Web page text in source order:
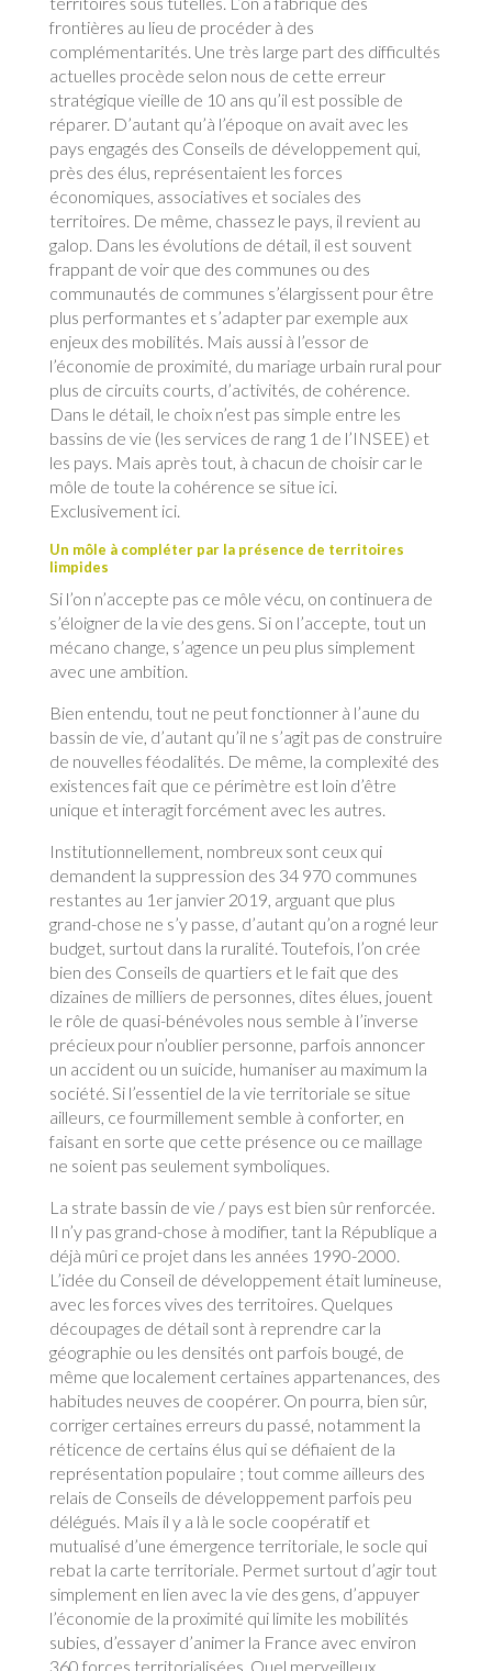
frontières au lieu de procéder à des
complémentarités. Une très large part des difficultés
actuelles procède selon nous de cette erreur
stratégique vieille de 10 ans qu’il est possible de
réparer. D’autant qu’à l’époque on avait avec les
pays engagés des Conseils de développement qui,
près des élus, représentaient les forces
économiques, associatives et sociales des
territoires. De même, chassez le pays, il revient au
galop. Dans les évolutions de détail, il est souvent
frappant de voir que des communes ou des
communautés de communes s’élargissent pour être
plus performantes et s’adapter par exemple aux
enjeux des mobilités. Mais aussi à l’essor de
l’économie de proximité, du mariage urbain rural pour
plus de circuits courts, d’activités, de cohérence.
Dans le détail, le choix n’est pas simple entre les
bassins de vie (les services de rang 1 de l’INSEE) et
les pays. Mais après tout, à chacun de choisir car le
môle de toute la cohérence se situe ici.
Exclusivement ici.
Un môle à compléter par la présence de territoires
limpides
Si l’on n’accepte pas ce môle vécu, on continuera de
s’éloigner de la vie des gens. Si on l’accepte, tout un
mécano change, s’agence un peu plus simplement
avec une ambition.
Bien entendu, tout ne peut fonctionner à l’aune du
bassin de vie, d’autant qu’il ne s’agit pas de construire
de nouvelles féodalités. De même, la complexité des
existences fait que ce périmètre est loin d’être
unique et interagit forcément avec les autres.
Institutionnellement, nombreux sont ceux qui
demandent la suppression des 34 970 communes
restantes au 1er janvier 2019, arguant que plus
grand-chose ne s’y passe, d’autant qu’on a rogné leur
budget, surtout dans la ruralité. Toutefois, l’on crée
bien des Conseils de quartiers et le fait que des
dizaines de milliers de personnes, dites élues, jouent
le rôle de quasi-bénévoles nous semble à l’inverse
précieux pour n’oublier personne, parfois annoncer
un accident ou un suicide, humaniser au maximum la
société. Si l’essentiel de la vie territoriale se situe
ailleurs, ce fourmillement semble à conforter, en
faisant en sorte que cette présence ou ce maillage
ne soient pas seulement symboliques.
La strate bassin de vie / pays est bien sûr renforcée.
Il n’y pas grand-chose à modifier, tant la République a
déjà mûri ce projet dans les années 1990-2000.
L’idée du Conseil de développement était lumineuse,
avec les forces vives des territoires. Quelques
découpages de détail sont à reprendre car la
géographie ou les densités ont parfois bougé, de
même que localement certaines appartenances, des
habitudes neuves de coopérer. On pourra, bien sûr,
corriger certaines erreurs du passé, notamment la
réticence de certains élus qui se défiaient de la
représentation populaire ; tout comme ailleurs des
relais de Conseils de développement parfois peu
délégués. Mais il y a là le socle coopératif et
mutualisé d’une émergence territoriale, le socle qui
rebat la carte territoriale. Permet surtout d’agir tout
simplement en lien avec la vie des gens, d’appuyer
l’économie de la proximité qui limite les mobilités
subies, d’essayer d’animer la France avec environ
360 forces territorialisées. Quel merveilleux